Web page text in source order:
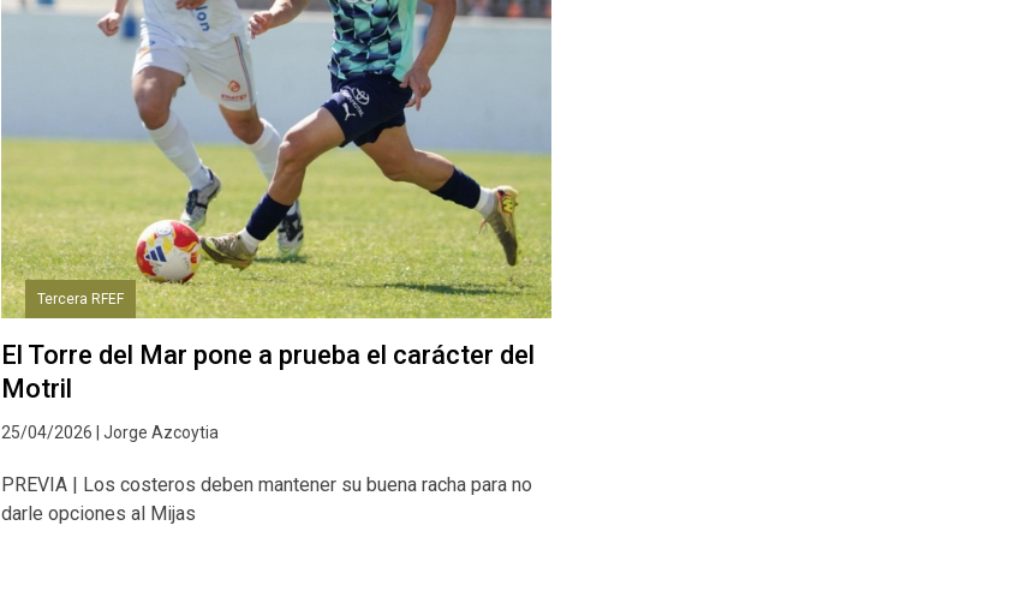
Tercera RFEF
El Torre del Mar pone a prueba el carácter del
Motril
25/04/2026 | Jorge Azcoytia
PREVIA | Los costeros deben mantener su buena racha para no
darle opciones al Mijas